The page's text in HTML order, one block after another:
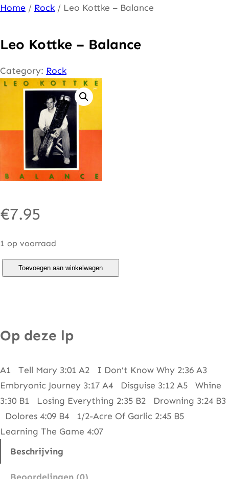
Ga
de
inhoud
Home / Rock / Leo Kottke – Balance
Leo Kottke – Balance
Category: Rock
€7.95
1 op voorraad
t
k
e
–
a
a
Toevoegen aan winkelwagen
Op deze lp
A1 Tell Mary 3:01 A2 I Don’t Know Why 2:36 A3
Embryonic Journey 3:17 A4 Disguise 3:12 A5 Whine
3:30 B1 Losing Everything 2:35 B2 Drowning 3:24 B3
Dolores 4:09 B4 1/2-Acre Of Garlic 2:45 B5
Learning The Game 4:07
Beschrijving
Beoordelingen (0)